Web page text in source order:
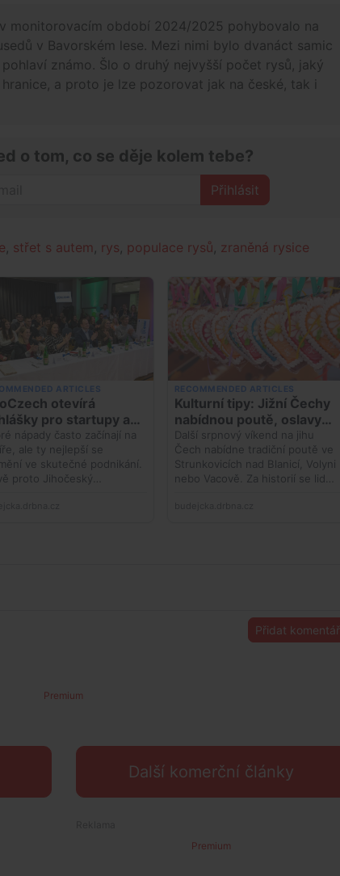
monitorovacím období 2024/2025 pohybovalo na
v Bavorském lese. Mezi nimi bylo dvanáct samic
známo. Šlo o druhý nejvyšší počet rysů, jaký
a proto je lze pozorovat jak na české, tak i
o tom, co se děje kolem tebe?
Přihlásit
střet s autem rys populace rysů zraněná rysice
Přidat komentář
Premium
Další komerční články
Premium